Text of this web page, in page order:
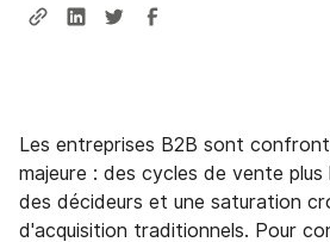
Les entreprises B2B sont
majeure : des cycles de vente plus
des décideurs et une saturation
d'acquisition traditionnels. Pour